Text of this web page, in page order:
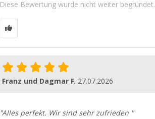
Diese Bewertung wurde nicht weiter begründet.
Franz und Dagmar F. 27.07.2026
"Alles perfekt. Wir sind sehr zufrieden "